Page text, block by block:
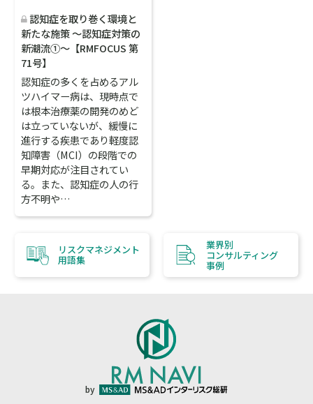
認知症を取り巻く環境と
新たな施策 ～認知症対策の
新潮流①～【RMFOCUS 第
71号】
認知症の多くを占めるアル
ツハイマー病は、現時点で
は根本治療薬の開発のめど
は立っていないが、緩慢に
進行する疾患であり軽度認
知障害（MCI）の段階での
早期対応が注目されてい
る。また、認知症の人の行
方不明や…
リスクマネジメント
用語集
業界別
コンサルティング
事例
by